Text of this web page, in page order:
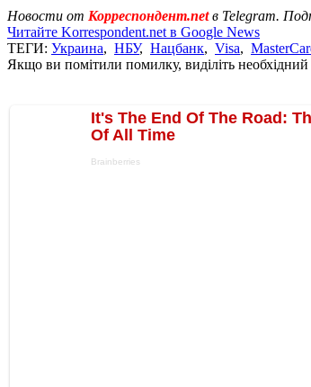
Новости от Корреспондент.netв Telegram.
Читайте Korrespondent.net в Google News
ТЕГИ: Украина, НБУ, Нацбанк, Visa,
Якщо ви помітили помилку, виділіть